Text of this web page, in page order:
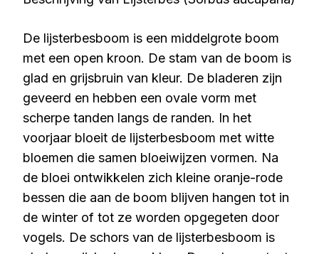
De lijsterbesboom is een middelgrote boom
met een open kroon. De stam van de boom is
glad en grijsbruin van kleur. De bladeren zijn
geveerd en hebben een ovale vorm met
scherpe tanden langs de randen. In het
voorjaar bloeit de lijsterbesboom met witte
bloemen die samen bloeiwijzen vormen. Na
de bloei ontwikkelen zich kleine oranje-rode
bessen die aan de boom blijven hangen tot in
de winter of tot ze worden opgegeten door
vogels. De schors van de lijsterbesboom is